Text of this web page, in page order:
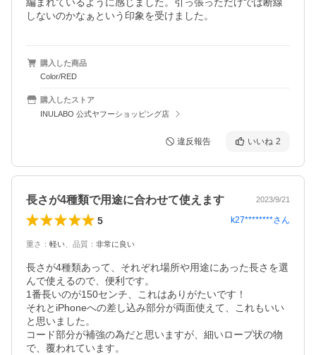
購入した商品
Color/RED
購入したストア
INULABO 公式ヤフーショッピング店
違反報告 いいね 2
長さが4種類で用途に合わせて使えます 2023/9/21
5 k27********さん
重さ ： 軽い 品質 ： 非常に良い
長さが4種類あって、それぞれ場所や用途にあった長さを選
んで使えるので、便利です。
1番長いのが150センチ、これはありがたいです！
それとiPhoneへの差し込み部分が両面使えて、これもいい
と思いました。
コード部分が補強の為だと思いますが、細いロープ状の物
で、覆われています。